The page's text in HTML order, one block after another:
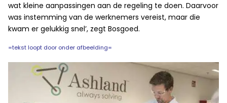
wat kleine aanpassingen aan de regeling te doen. Daarvoor
was instemming van de werknemers vereist, maar die
kwam er gelukkig snel’, zegt Bosgoed.
=tekst loopt door onder afbeelding=